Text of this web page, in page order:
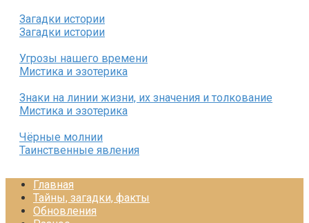
Загадки истории
Загадки истории
Угрозы нашего времени
Мистика и эзотерика
Знаки на линии жизни, их значения и толкование
Мистика и эзотерика
Чёрные молнии
Таинственные явления
Главная
Тайны, загадки, факты
Обновления